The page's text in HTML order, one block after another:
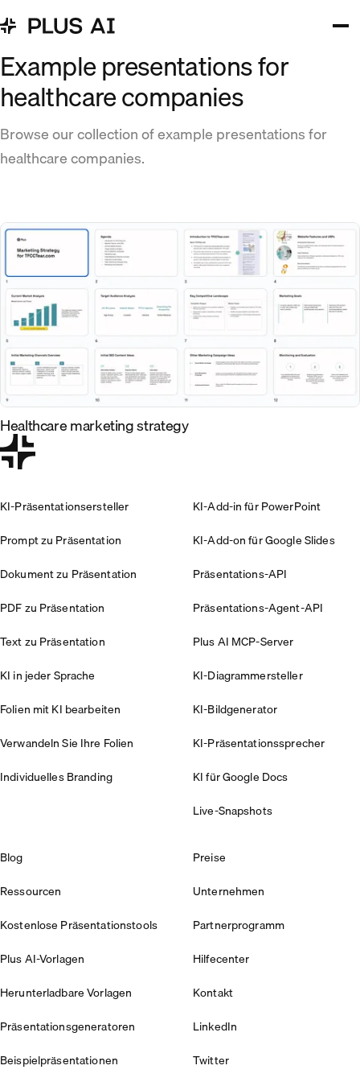
Example presentations for
healthcare companies
Browse our collection of example presentations for
healthcare companies.
Healthcare marketing strategy
KI-Präsentationsersteller
Prompt zu Präsentation
Dokument zu Präsentation
PDF zu Präsentation
Text zu Präsentation
KI in jeder Sprache
Folien mit KI bearbeiten
Verwandeln Sie Ihre Folien
Individuelles Branding
KI-Add-in für PowerPoint
KI-Add-on für Google Slides
Präsentations-API
Präsentations-Agent-API
Plus AI MCP-Server
KI-Diagrammersteller
KI-Bildgenerator
KI-Präsentationssprecher
KI für Google Docs
Live-Snapshots
Blog
Ressourcen
Kostenlose Präsentationstools
Plus AI-Vorlagen
Herunterladbare Vorlagen
Präsentationsgeneratoren
Beispielpräsentationen
Preise
Unternehmen
Partnerprogramm
Hilfecenter
Kontakt
LinkedIn
Twitter